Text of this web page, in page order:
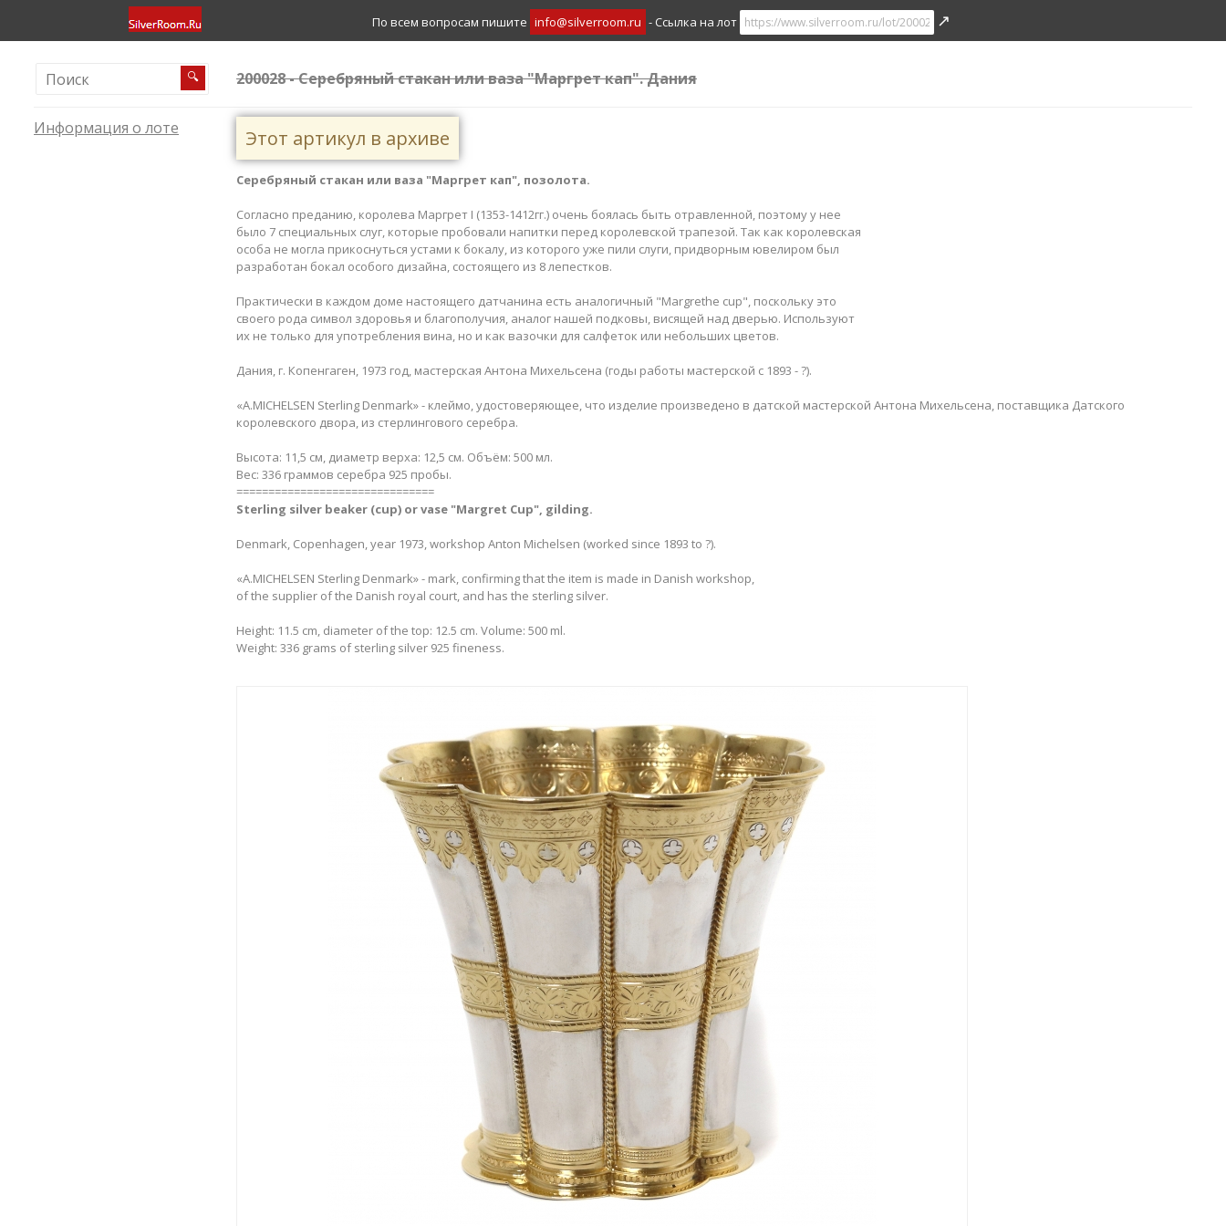
По всем вопросам пишите info@silverroom.ru - Ссылка на лот ↗
🔍 200028 - Серебряный стакан или ваза "Маргрет кап". Дания
Информация о лоте Этот артикул в архиве
Серебряный стакан или ваза "Маргрет кап", позолота.
Согласно преданию, королева Маргрет I (1353-1412гг.) очень боялась быть отравленной, поэтому у нее
было 7 специальных слуг, которые пробовали напитки перед королевской трапезой. Так как королевская
особа не могла прикоснуться устами к бокалу, из которого уже пили слуги, придворным ювелиром был
разработан бокал особого дизайна, состоящего из 8 лепестков.
Практически в каждом доме настоящего датчанина есть аналогичный "Margrethe cup", поскольку это
своего рода символ здоровья и благополучия, аналог нашей подковы, висящей над дверью. Используют
их не только для употребления вина, но и как вазочки для салфеток или небольших цветов.
Дания, г. Копенгаген, 1973 год, мастерская Антона Михельсена (годы работы мастерской с 1893 - ?).
«A.MICHELSEN Sterling Denmark» - клеймо, удостоверяющее, что изделие произведено в датской мастерской Антона Михельсена, поставщика Датского
королевского двора, из стерлингового серебра.
Высота: 11,5 см, диаметр верха: 12,5 см. Объём: 500 мл.
Вес: 336 граммов серебра 925 пробы.
===============================
Sterling silver beaker (cup) or vase "Margret Cup", gilding​.
Denmark, Copenhagen, year 1973, workshop Anton Michelsen (worked since 1893 to ?).
«A.MICHELSEN Sterling Denmark» - mark, confirming that the item is made in Danish workshop,
of the supplier of the Danish royal court, and has the sterling silver.
Height: 11.5 cm, diameter of the top: 12.5 cm. Volume: 500 ml.
Weight: 336 grams of sterling silver 925 fineness.